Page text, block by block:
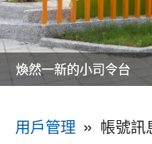
美麗的操場是我們活力
美麗的操場是我們活力
煥然一新的小司令台
煥然一新的小司令台
富含桃園埤塘田園風光
富含桃園埤塘田園風光
嶄新的中庭廣場
嶄新的中庭廣場
水生池生生不息
水生池生生不息
用戶管理 » 帳號訊